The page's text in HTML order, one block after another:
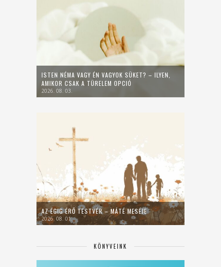
ISTEN NÉMA VAGY ÉN VAGYOK SÜKET? – ILYEN,
AMIKOR CSAK A TÜRELEM OPCIÓ
2026. 08. 03.
AZ ÉGIG ÉRŐ TESTVÉR – MÁTÉ MESÉJE
2026. 08. 01.
KÖNYVEINK